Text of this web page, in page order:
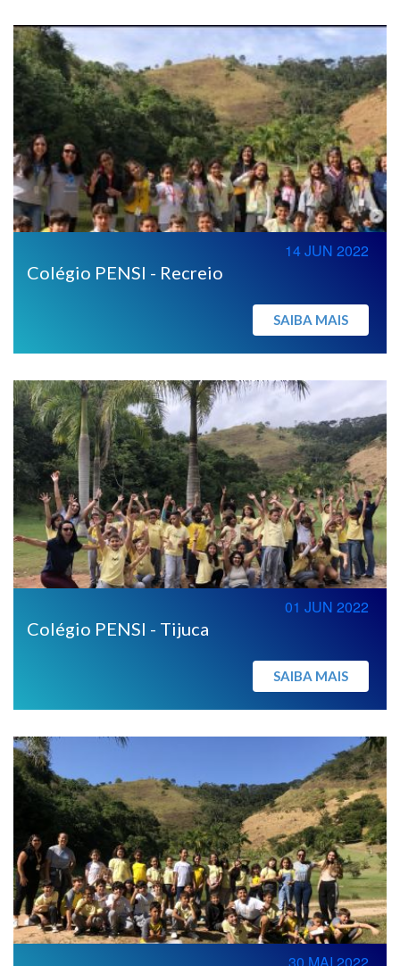
Colégio PENSI - Recreio
14 JUN 2022
SAIBA MAIS
Colégio PENSI - Tijuca
01 JUN 2022
SAIBA MAIS